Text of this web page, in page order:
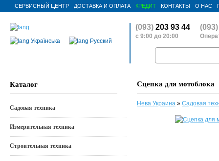
СЕРВИСНЫЙ ЦЕНТР ДОСТАВКА И ОПЛАТА КРЕДИТ КОНТАКТЫ О НАС
Українська Русский
(093) 203 93 44 (093)
с 9:00 до 20:00
Сцепка для мотоблока
Нева Украина » Садовая
Каталог
Садовая техника
Измерительная техника
Строительная техника